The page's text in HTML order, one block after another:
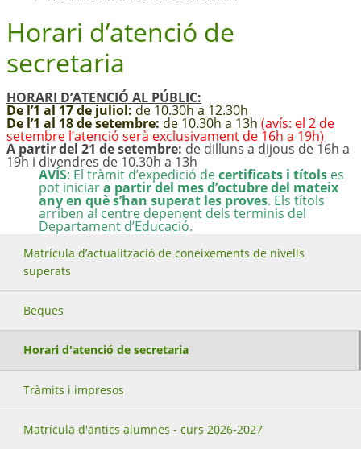
Horari d’atenció de
secretaria
HORARI D’ATENCIÓ AL PÚBLIC:
De l’1 al 17 de juliol: de 10.30h a 12.30h
De l’1 al 18 de setembre: de 10.30h a 13h (avís: el 2 de
setembre l’atenció serà exclusivament de 16h a 19h)
A partir del 21 de setembre: de dilluns a dijous de 16h a
19h i divendres de 10.30h a 13h
AVÍS: El tràmit d’expedició decertificats i títols es
pot iniciara partir del mes d’octubre del mateix
any en què s’han superat les proves. Els títols
arriben al centre depenent dels terminis del
Departament d’Educació.
Matrícula d’actualització de coneixements de nivells
superats
Beques
Horari d'atenció de secretaria
Tràmits i impresos
Matrícula d'antics alumnes - curs 2026-2027